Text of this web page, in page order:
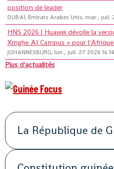
position de leader
DUBAÏ, Émirats Arabes Unis, mar., juil.
HNS 2026 | Huawei dévoile la
Xinghe AI Campus » pour
JOHANNESBURG, lun., juil. 27 2026 16:14
Plus d'actualités
La République de